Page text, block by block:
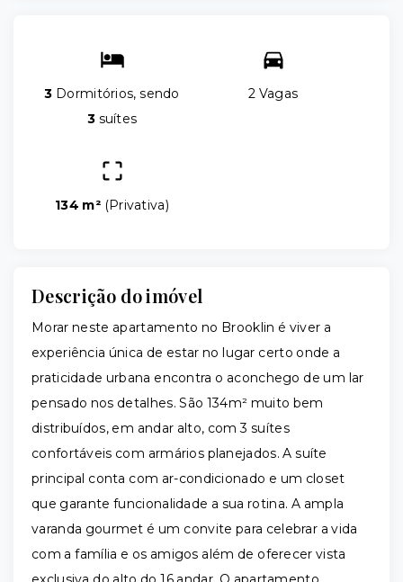
3 Dormitórios, sendo
3suítes
2 Vagas
134 m² (Privativa)
Descrição do imóvel
Morar neste apartamento no Brooklin é viver a
experiência única de estar no lugar certo onde a
praticidade urbana encontra o aconchego de um lar
pensado nos detalhes. São 134m² muito bem
distribuídos, em andar alto, com 3 suítes
confortáveis com armários planejados. A suíte
principal conta com ar-condicionado e um closet
que garante funcionalidade a sua rotina. A ampla
varanda gourmet é um convite para celebrar a vida
com a família e os amigos além de oferecer vista